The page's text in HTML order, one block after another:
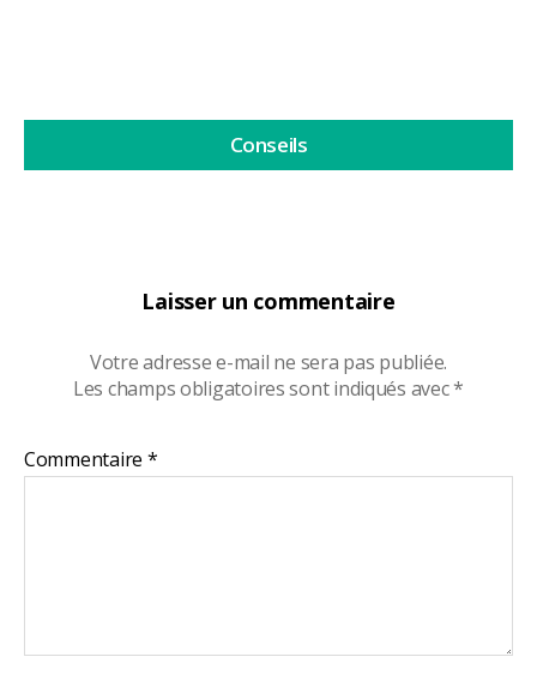
Laisser un commentaire
Votre adresse e-mail ne sera pas publiée.
Les champs obligatoires sont indiqués avec*
Commentaire *
Conseils